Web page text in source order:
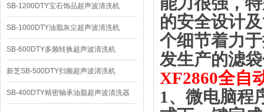
SB-1200DTY宝石饰品超声波清洗机
SB-1000DTY油脂灰尘超声波清洗机
SB-600DTY多频转换超声波清洗机
新芝SB-500DTY扫频超声波清洗机
SB-400DTY精密轴承油脂超声波清洗器
的安全设计
个细节着力
发生产的滤
XF2860全自
1、 微电脑程